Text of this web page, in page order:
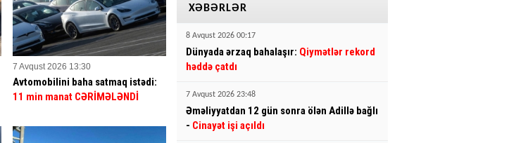
7 Avqust 2026 13:30
Avtomobilini baha satmaq istədi:
11 min manat CƏRİMƏLƏNDİ
XƏBƏRLƏR
8 Avqust 2026 00:17
Dünyada ərzaq bahalaşır: Qiymətlər rekord
həddə çatdı
7 Avqust 2026 23:48
Əməliyyatdan 12 gün sonra ölən Adillə bağlı
- Cinayət işi açıldı